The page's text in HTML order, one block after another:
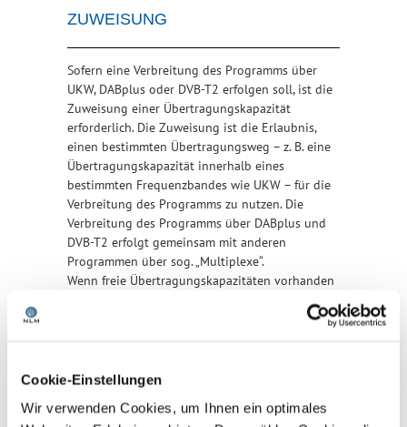
Cookie-Einstellungen
Wir verwenden Cookies, um Ihnen ein optimales
ZUWEISUNG
Sofern eine Verbreitung des Programms über
UKW, DABplus oder DVB-T2 erfolgen soll, ist die
Zuweisung einer Übertragungskapazität
erforderlich. Die Zuweisung ist die Erlaubnis,
einen bestimmten Übertragungsweg – z. B. eine
Übertragungskapazität innerhalb eines
bestimmten Frequenzbandes wie UKW – für die
Verbreitung des Programms zu nutzen. Die
Verbreitung des Programms über DABplus und
DVB-T2 erfolgt gemeinsam mit anderen
Programmen über sog. „Multiplexe“.
Wenn freie Übertragungskapazitäten vorhanden
Webseite der NLM sowie im Niedersächsischen
Übertragungskapazität wird somit im Rahmen
wobei bei DABplus die Zuweisung entweder an